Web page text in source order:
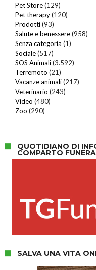
Pet Store(129)
Pet therapy(120)
Prodotti(93)
Salute e benessere(958)
Senza categoria (1)
Sociale(517)
SOS Animali(3.592)
Terremoto (21)
Vacanze animali(217)
Veterinario (243)
Video (480)
Zoo (290)
QUOTIDIANO DI
COMPARTO
SALVA UNA VITA